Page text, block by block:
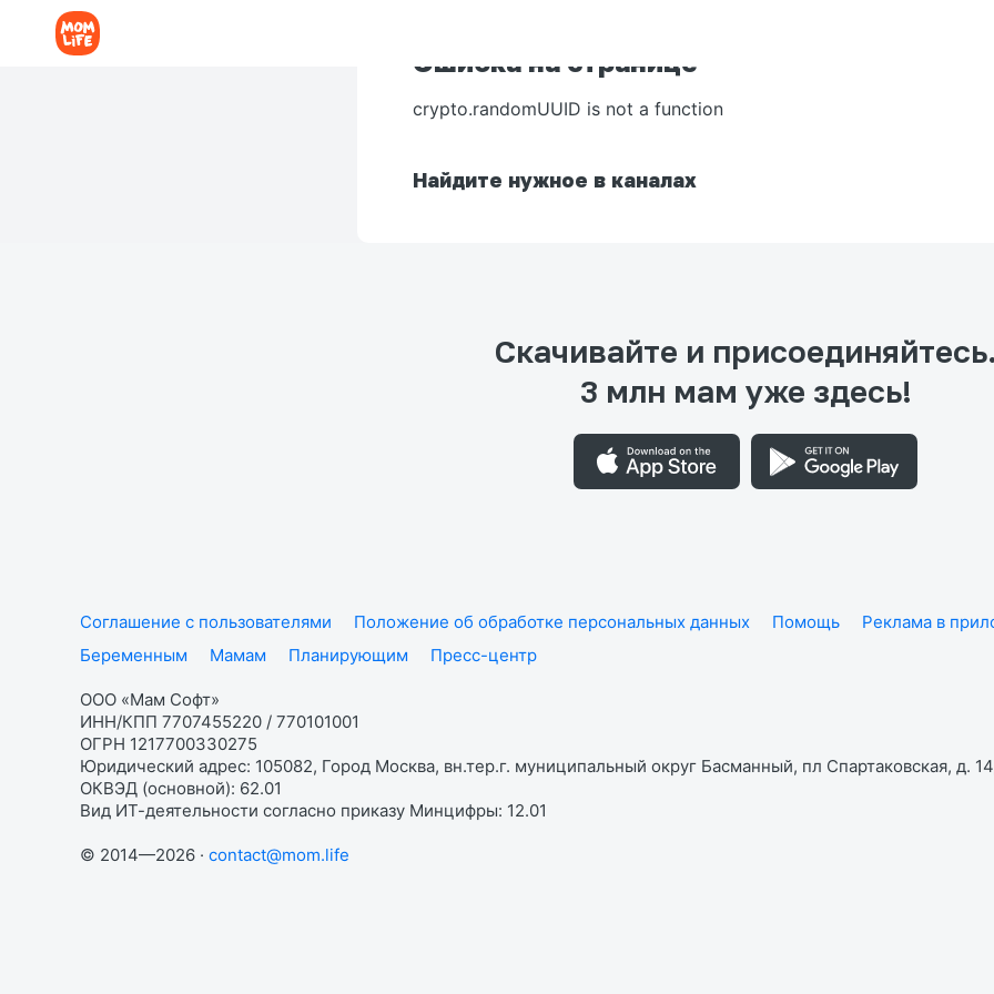
Ошибка на странице
crypto.randomUUID is not a function
Найдите нужное в каналах
Скачивайте и присоединяйтесь.
3 млн мам уже здесь!
Соглашение с пользователями Положение об обработке персональных данных Помощь Реклама в
Беременным
Мамам Планирующим Пресс-центр
ООО «Мам Софт»
ИНН/КПП 7707455220 / 770101001
ОГРН 1217700330275
Юридический адрес: 105082, Город Москва, вн.тер.г. муниципальный округ Басманный, пл Спартаковская, д.
ОКВЭД (основной): 62.01
Вид ИТ-деятельности согласно приказу Минцифры: 12.01
© 2014—2026 · contact@mom.life